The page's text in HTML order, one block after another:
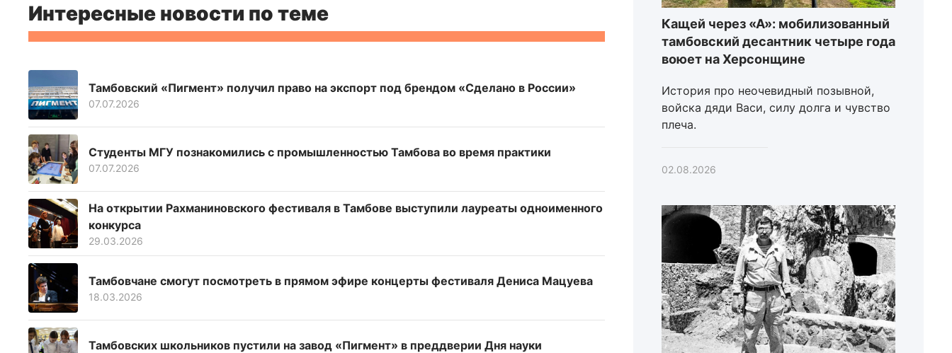
Интересные новости по теме
Тамбовский «Пигмент» получил право на экспорт под брендом «Сделано в России»
07.07.2026
Студенты МГУ познакомились с промышленностью Тамбова во время практики
07.07.2026
На открытии Рахманиновского фестиваля в Тамбове выступили лауреаты одноименного
конкурса
29.03.2026
Тамбовчане смогут посмотреть в прямом эфире концерты фестиваля Дениса Мацуева
18.03.2026
Тамбовских школьников пустили на завод «Пигмент» в преддверии Дня науки
Кащей через «А»: мобилизованный
тамбовский десантник четыре года
воюет на Херсонщине
История про неочевидный позывной,
войска дяди Васи, силу долга и чувство
плеча.
02.08.2026